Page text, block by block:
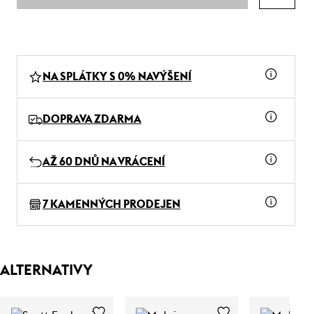
NA SPLÁTKY S 0% NAVÝŠENÍ
DOPRAVA ZDARMA
AŽ 60 DNŮ NA VRÁCENÍ
7 KAMENNÝCH PRODEJEN
ALTERNATIVY